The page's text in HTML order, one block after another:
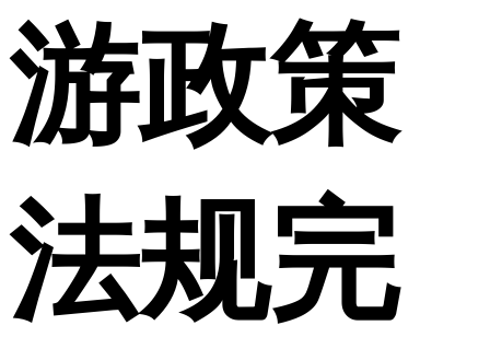
游政策
法规完